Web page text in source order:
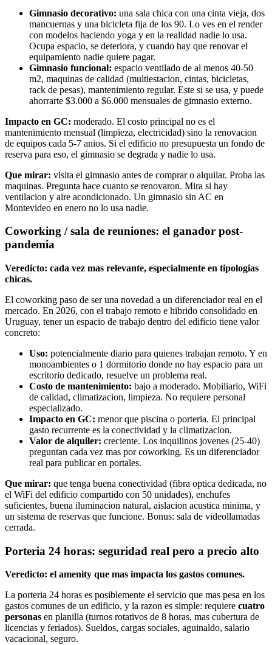
Gimnasio decorativo: una sala chica con una cinta vieja, dos
mancuernas y una bicicleta fija de los 90. Lo ves en el render
con modelos haciendo yoga y en la realidad nadie lo usa.
Ocupa espacio, se deteriora, y cuando hay que renovar el
equipamiento nadie quiere pagar.
Gimnasio funcional: espacio ventilado de al menos 40-50
m2, maquinas de calidad (multiestacion, cintas, bicicletas,
rack de pesas), mantenimiento regular. Este si se usa, y puede
ahorrarte $3.000 a $6.000 mensuales de gimnasio externo.
Impacto en GC: moderado. El costo principal no es el
mantenimiento mensual (limpieza, electricidad) sino la renovacion
de equipos cada 5-7 anios. Si el edificio no presupuesta un fondo de
reserva para eso, el gimnasio se degrada y nadie lo usa.
Que mirar: visita el gimnasio antes de comprar o alquilar. Proba las
maquinas. Pregunta hace cuanto se renovaron. Mira si hay
ventilacion y aire acondicionado. Un gimnasio sin AC en
Montevideo en enero no lo usa nadie.
Coworking / sala de reuniones: el ganador post-
pandemia
Veredicto: cada vez mas relevante, especialmente en tipologias
chicas.
El coworking paso de ser una novedad a un diferenciador real en el
mercado. En 2026, con el trabajo remoto e hibrido consolidado en
Uruguay, tener un espacio de trabajo dentro del edificio tiene valor
concreto:
Uso: potencialmente diario para quienes trabajan remoto. Y en
monoambientes o 1 dormitorio donde no hay espacio para un
escritorio dedicado, resuelve un problema real.
Costo de mantenimiento: bajo a moderado. Mobiliario, WiFi
de calidad, climatizacion, limpieza. No requiere personal
especializado.
Impacto en GC: menor que piscina o porteria. El principal
gasto recurrente es la conectividad y la climatizacion.
Valor de alquiler: creciente. Los inquilinos jovenes (25-40)
preguntan cada vez mas por coworking. Es un diferenciador
real para publicar en portales.
Que mirar: que tenga buena conectividad (fibra optica dedicada, no
el WiFi del edificio compartido con 50 unidades), enchufes
suficientes, buena iluminacion natural, aislacion acustica minima, y
un sistema de reservas que funcione. Bonus: sala de videollamadas
cerrada.
Porteria 24 horas: seguridad real pero a precio alto
Veredicto: el amenity que mas impacta los gastos comunes.
La porteria 24 horas es posiblemente el servicio que mas pesa en los
gastos comunes de un edificio, y la razon es simple: requiere cuatro
personas en planilla (turnos rotativos de 8 horas, mas cubertura de
licencias y feriados). Sueldos, cargas sociales, aguinaldo, salario
vacacional, seguro.